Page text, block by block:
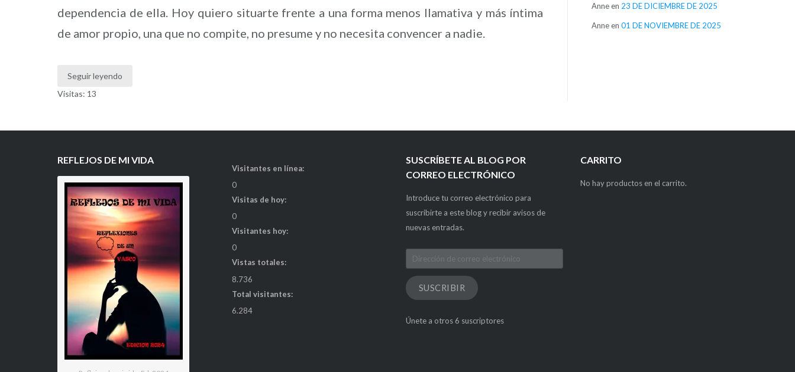
dependencia de ella. Hoy quiero situarte frente a una forma menos llamativa y más íntima
de amor propio, una que no compite, no presume y no necesita convencer a nadie.
Seguir leyendo
Visitas: 13
Anneen 23 DE DICIEMBRE DE 2025
Anneen 01 DE NOVIEMBRE DE 2025
REFLEJOS DE MI VIDA
Visitantes en línea:
0
Visitas de hoy:
0
Visitantes hoy:
0
Vistas totales:
8.736
Total visitantes:
6.284
SUSCRÍBETE AL BLOG POR
CORREO ELECTRÓNICO
Introduce tu correo electrónico para
suscribirte a este blog y recibir avisos de
nuevas entradas.
Dirección
de
correo
electrónico
SUSCRIBIR
Únete a otros 6 suscriptores
CARRITO
No hay productos en el carrito.